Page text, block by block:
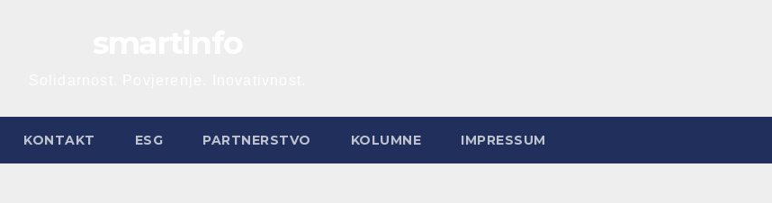
KONTAKT ESG PARTNERSTVO KOLUMNE IMPRESSUM